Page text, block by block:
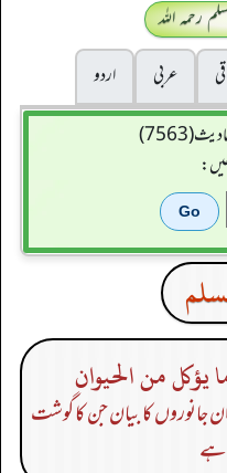
رحمہ اللہ
عربی
اردو
(7563)
يؤكل من الحيوان
جانوروں کا بیان جن کا گوشت
ہے